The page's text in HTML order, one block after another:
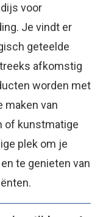
voor
Je vindt er
geteelde
afkomstig
worden met
maken van
of kunstmatige
plek om je
te genieten van